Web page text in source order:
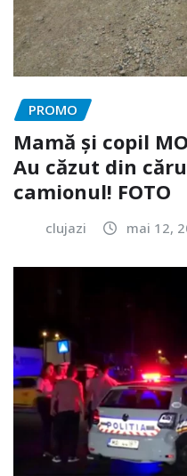
PROMO
Mamă și copil
Au căzut din
camionul! FOTO
clujazi mai 12,